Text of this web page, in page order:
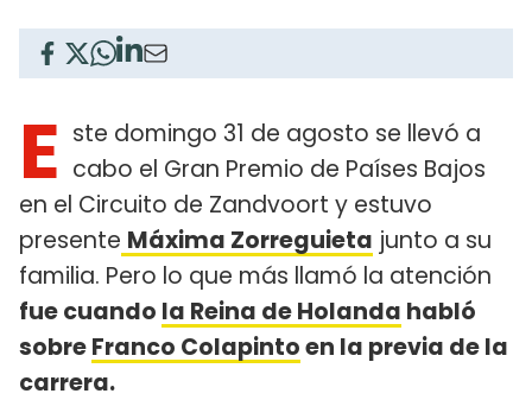
E ste domingo 31 de agosto se llevó a
cabo el Gran Premio de Países Bajos
en el Circuito de Zandvoort y estuvo
presente Máxima Zorreguieta junto a su
familia. Pero lo que más llamó la atención
fue cuando la Reina de Holanda habló
sobreFranco Colapintoen la previa de la
carrera.